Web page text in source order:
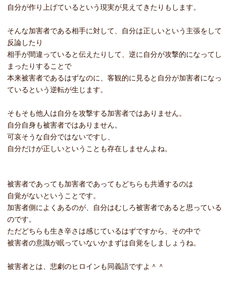
自分が作り上げているという現実が見えてきたりもします。
そんな加害者である相手に対して、自分は正しいという主張をして
反論したり
相手が間違っていると伝えたりして、逆に自分が攻撃的になってし
まったりすることで
本来被害者であるはずなのに、客観的に見ると自分が加害者になっ
ているという逆転が生じます。
そもそも他人は自分を攻撃する加害者ではありません。
自分自身も被害者ではありません。
可哀そうな自分ではないですし、
自分だけが正しいということも存在しませんよね。
被害者であっても加害者であってもどちらも共通するのは
自覚がないということです。
加害者側によくあるのが、自分はむしろ被害者であると思っている
のです。
ただどちらも生き辛さは感じているはずですから、その中で
被害者の意識が眠っていないかまずは自覚をしましょうね。
被害者とは、悲劇のヒロインも同義語ですよ＾＾